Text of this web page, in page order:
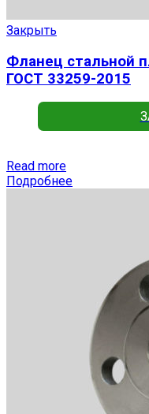
Закрыть
Фланец стальной
ГОСТ 33259-2015
Read more
Подробнее